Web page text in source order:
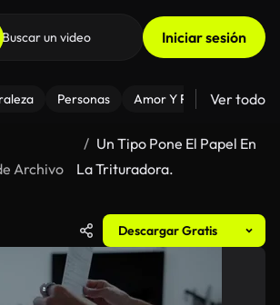
Iniciar sesión
Personas Amor Y Relaciones
Ver todo
Archivo
Un Tipo Pone El Papel En
La Trituradora.
Descargar Gratis